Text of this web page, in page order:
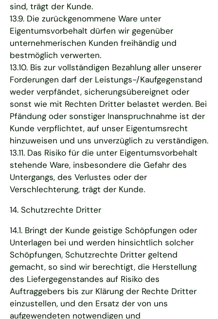
sind, trägt der Kunde.
13.9. Die zurückgenommene Ware unter
Eigentumsvorbehalt dürfen wir gegenüber
unternehmerischen Kunden freihändig und
bestmöglich verwerten.
13.10. Bis zur vollständigen Bezahlung aller unserer
Forderungen darf der Leistungs-/Kaufgegenstand
weder verpfändet, sicherungsübereignet oder
sonst wie mit Rechten Dritter belastet werden. Bei
Pfändung oder sonstiger Inanspruchnahme ist der
Kunde verpflichtet, auf unser Eigentumsrecht
hinzuweisen und uns unverzüglich zu verständigen.
13.11. Das Risiko für die unter Eigentumsvorbehalt
stehende Ware, insbesondere die Gefahr des
Untergangs, des Verlustes oder der
Verschlechterung, trägt der Kunde.
14. Schutzrechte Dritter
14.1. Bringt der Kunde geistige Schöpfungen oder
Unterlagen bei und werden hinsichtlich solcher
Schöpfungen, Schutzrechte Dritter geltend
gemacht, so sind wir berechtigt, die Herstellung
des Liefergegenstandes auf Risiko des
Auftraggebers bis zur Klärung der Rechte Dritter
einzustellen, und den Ersatz der von uns
aufgewendeten notwendigen und